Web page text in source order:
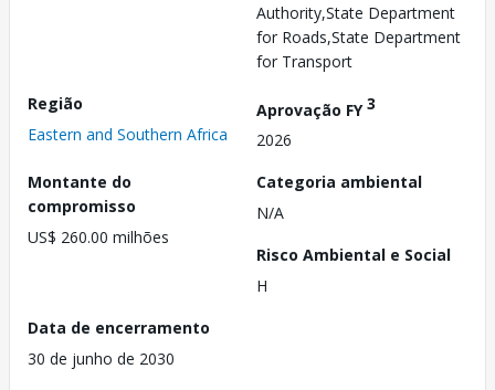
Authority,State Department
for Roads,State Department
for Transport
Região
Eastern and Southern Africa
Aprovação FY3
2026
Montante do
compromisso
US$ 260.00 milhões
Categoria ambiental
N/A
Risco Ambiental e Social
H
Data de encerramento
30 de junho de 2030